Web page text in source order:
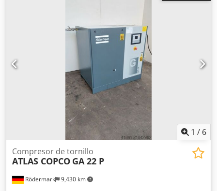
1 / 6
Rödermark 9,430 km
Compresor de tornillo
ATLAS COPCO GA 22 P